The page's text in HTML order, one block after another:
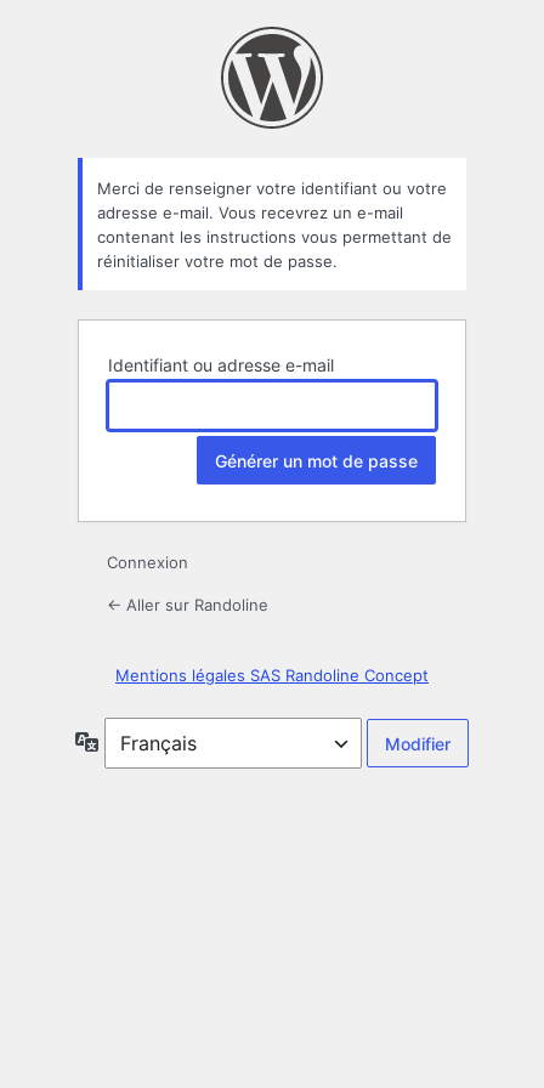
oublié
Merci de renseigner votre identifiant ou votre
adresse e-mail. Vous recevrez un e-mail
contenant les instructions vous permettant de
réinitialiser votre mot de passe.
Identifiant ou adresse e-mail
Connexion
← Aller sur Randoline
Mentions légales SAS Randoline Concept
Langue